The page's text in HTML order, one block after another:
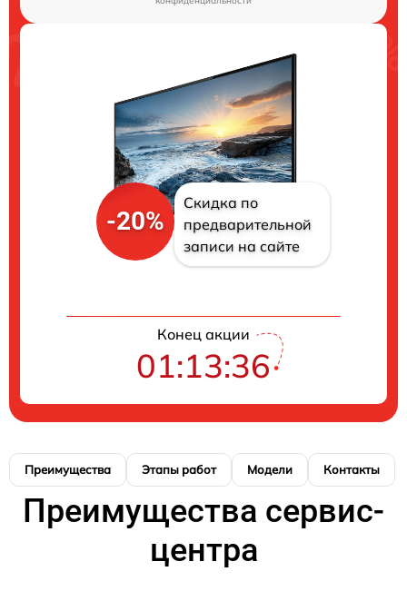
-20%
Скидка по
предварительной
записи на сайте
Конец акции
01:13:35
Преимущества Этапы работ Модели Контакты
Преимущества сервис-
центра